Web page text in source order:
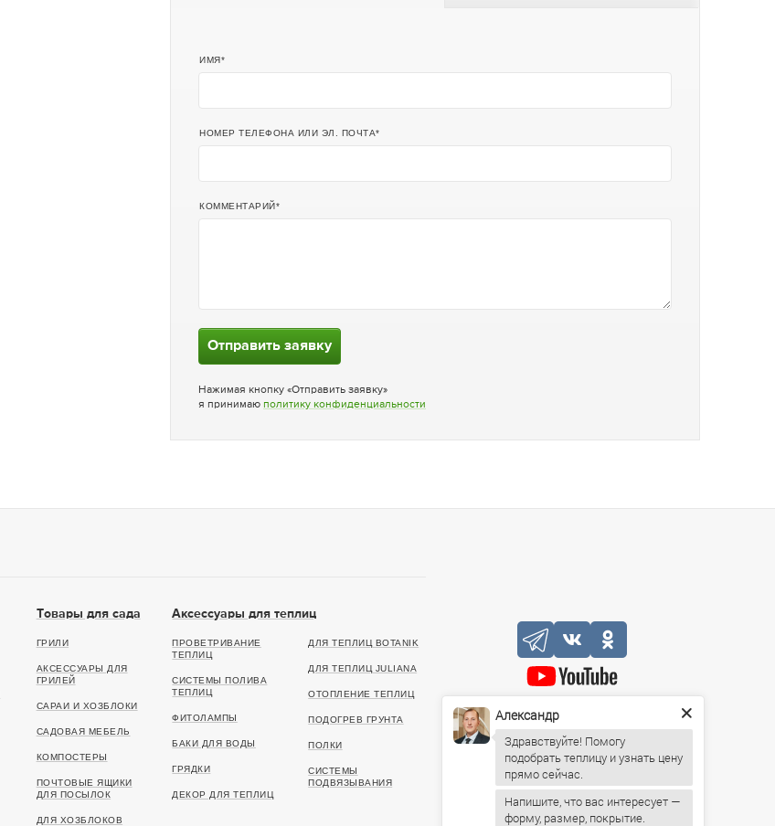
ИМЯ
НОМЕР ТЕЛЕФОНА ИЛИ ЭЛ. ПОЧТА
КОММЕНТАРИЙ
Отправить заявку
Нажимая кнопку «Отправить заявку»
я принимаю политику конфиденциальности
Товары для сада
ГРИЛИ
АКСЕССУАРЫ ДЛЯ
ГРИЛЕЙ
САРАИ И ХОЗБЛОКИ
САДОВАЯ МЕБЕЛЬ
КОМПОСТЕРЫ
ПОЧТОВЫЕ ЯЩИКИ
ДЛЯ ПОСЫЛОК
ДЛЯ ХОЗБЛОКОВ
Аксессуары для теплиц
ПРОВЕТРИВАНИЕ
ТЕПЛИЦ
СИСТЕМЫ ПОЛИВА
ТЕПЛИЦ
ФИТОЛАМПЫ
БАКИ ДЛЯ ВОДЫ
ГРЯДКИ
ДЕКОР ДЛЯ ТЕПЛИЦ
ДЛЯ ТЕПЛИЦ BOTANIK
ДЛЯ ТЕПЛИЦ JULIANA
ОТОПЛЕНИЕ ТЕПЛИЦ
ПОДОГРЕВ ГРУНТА
ПОЛКИ
СИСТЕМЫ
ПОДВЯЗЫВАНИЯ
+7 (727) 390-05-75
20499, г. Алматы, Санаторная улица, 46
ИНН: 221140022903
Пн-Пт: 09:00 – 19:00,
Александр
Здравствуйте! Помогу
подобрать теплицу и узнать цену
Напишите, что вас интересует —
форму, размер, покрытие.